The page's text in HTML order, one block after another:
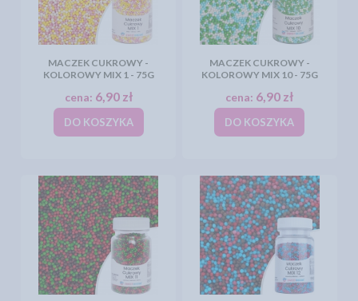
MACZEK CUKROWY -
KOLOROWY MIX 1 - 75G
cena: 6,90 zł
DO KOSZYKA
MACZEK CUKROWY -
KOLOROWY MIX 10 - 75G
cena: 6,90 zł
DO KOSZYKA